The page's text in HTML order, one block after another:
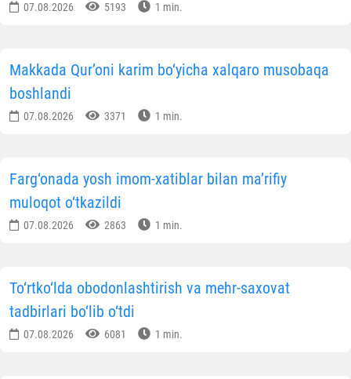
07.08.2026 5193 1 min.
Makkada Qur’oni karim bo‘yicha xalqaro musobaqa
boshlandi
07.08.2026 3371 1 min.
Farg‘onada yosh imom-xatiblar bilan ma’rifiy
muloqot o‘tkazildi
07.08.2026 2863 1 min.
To‘rtko‘lda obodonlashtirish va mehr-saxovat
tadbirlari bo‘lib o‘tdi
07.08.2026 6081 1 min.